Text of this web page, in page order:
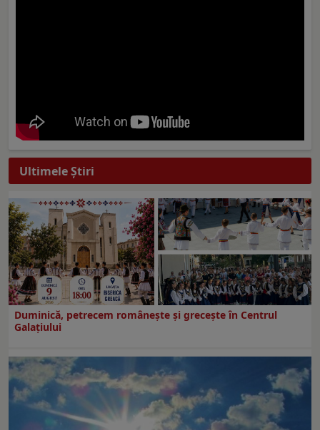
Ultimele Ştiri
Duminică, petrecem româneşte şi greceşte în Centrul
Galaţiului